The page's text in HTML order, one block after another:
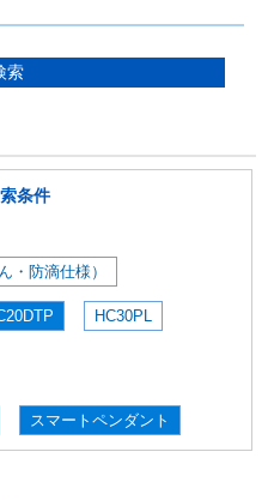
条件
・防滴仕様）
HC30PL
スマートペンダント